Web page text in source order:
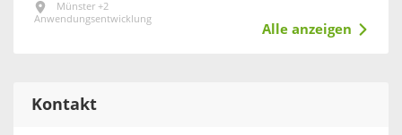
Münster +2
Anwendungsentwicklung
Alle anzeigen
Kontakt